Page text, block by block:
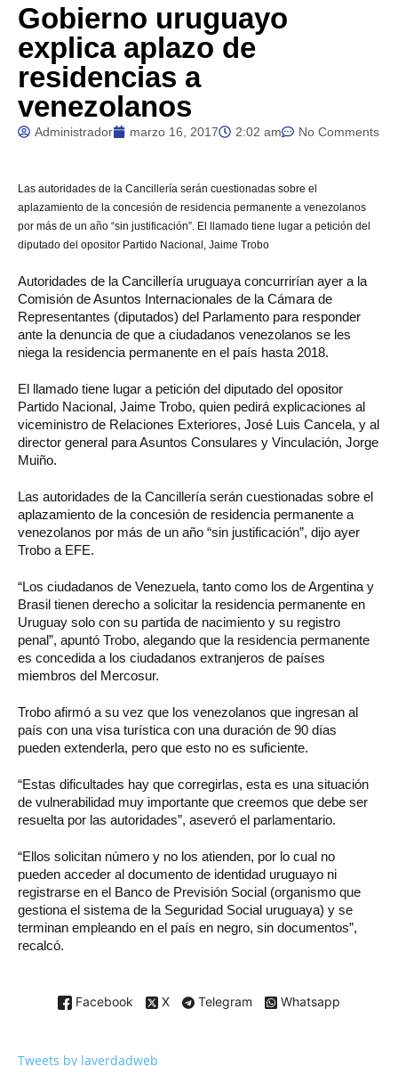
Gobierno uruguayo
explica aplazo de
residencias a
venezolanos
Administrador marzo 16, 2017 2:02 am No Comments
Las autoridades de la Cancillería serán cuestionadas sobre el
aplazamiento de la concesión de residencia permanente a venezolanos
por más de un año “sin justificación”. El llamado tiene lugar a petición del
diputado del opositor Partido Nacional, Jaime Trobo
Autoridades de la Cancillería uruguaya concurrirían ayer a la
Comisión de Asuntos Internacionales de la Cámara de
Representantes (diputados) del Parlamento para responder
ante la denuncia de que a ciudadanos venezolanos se les
niega la residencia permanente en el país hasta 2018.
El llamado tiene lugar a petición del diputado del opositor
Partido Nacional, Jaime Trobo, quien pedirá explicaciones al
viceministro de Relaciones Exteriores, José Luis Cancela, y al
director general para Asuntos Consulares y Vinculación, Jorge
Muiño.
Las autoridades de la Cancillería serán cuestionadas sobre el
aplazamiento de la concesión de residencia permanente a
venezolanos por más de un año “sin justificación”, dijo ayer
Trobo a EFE.
“Los ciudadanos de Venezuela, tanto como los de Argentina y
Brasil tienen derecho a solicitar la residencia permanente en
Uruguay solo con su partida de nacimiento y su registro
penal”, apuntó Trobo, alegando que la residencia permanente
es concedida a los ciudadanos extranjeros de países
miembros del Mercosur.
Trobo afirmó a su vez que los venezolanos que ingresan al
país con una visa turística con una duración de 90 días
pueden extenderla, pero que esto no es suficiente.
“Estas dificultades hay que corregirlas, esta es una situación
de vulnerabilidad muy importante que creemos que debe ser
resuelta por las autoridades”, aseveró el parlamentario.
“Ellos solicitan número y no los atienden, por lo cual no
pueden acceder al documento de identidad uruguayo ni
registrarse en el Banco de Previsión Social (organismo que
gestiona el sistema de la Seguridad Social uruguaya) y se
terminan empleando en el país en negro, sin documentos”,
recalcó.
Facebook X Telegram Whatsapp
Tweets by laverdadweb